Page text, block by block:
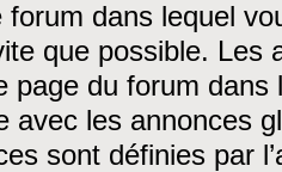
forum dans lequel
que possible. Les
page du forum dans
avec les annonces
sont définies par